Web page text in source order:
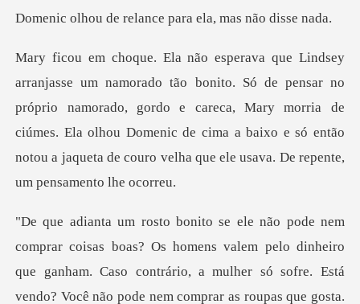
elance para ela, m
ar no
próprio namorado, gordo e careca, Mary morria de
ciúmes. Ela olhou Domenic de cima a baixo
dinheiro
que ganham. Caso contrário, a mulher só sofre. Está
vendo? Você não pode nem compra